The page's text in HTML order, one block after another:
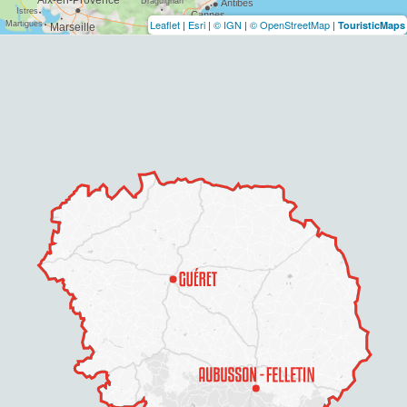
Leaflet | Esri | © IGN | © OpenStreetMap | TouristicMaps